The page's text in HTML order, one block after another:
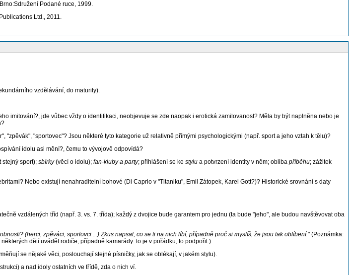
Brno:Sdružení Podané ruce, 1999.
Ltd., 2011.
vzdělávání, do maturity).
jde vůbec vždy o identifikaci, neobjevuje se zde naopak i erotická zamilovanost? Měla by být naplněna nebo je
"sportovec"? Jsou některé tyto kategorie už relativně přímými psychologickými (např. sport a jeho vztah k tělu)?
idolu asi mění?, čemu to vývojově odpovídá?
stejný sport); sbírky(věcí o idolu); fan-kluby a party; přihlášení se ke stylu a potvrzení identity v něm; obliba příběhu; zážitek
Nebo existují nenahraditelní bohové (Di Caprio v "Titaniku", Emil Zátopek, Karel Gott?)? Historické srovnání s daty
vzdálených tříd (např. 3. vs. 7. třída); každý z dvojice bude garantem pro jednu (ta bude "jeho", ale budou navštěvovat oba
(herci, zpěváci, sportovci ...) Zkus napsat, co se ti na nich líbí, případně proč si myslíš, že jsou tak oblíbení." (Poznámka:
dětí uvádět rodiče, případně kamarády: to je v pořádku, to podpořit.)
se nějaké věci, poslouchají stejné písničky, jak se oblékají, v jakém stylu).
a nad idoly ostatních ve třídě, zda o nich ví.